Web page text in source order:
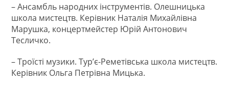
– Ансамбль народних інструментів. Олешницька
школа мистецтв. Керівник Наталія Михайлівна
Марушка, концертмейстер Юрій Антонович
Тесличко.
– Троїсті музики. Тур’є-Реметівська школа мистецтв.
Керівник Ольга Петрівна Мицька.